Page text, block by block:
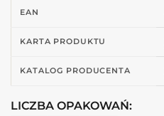
EAN
KARTA PRODUKTU
KATALOG PRODUCENTA
LICZBA OPAKOWAŃ: